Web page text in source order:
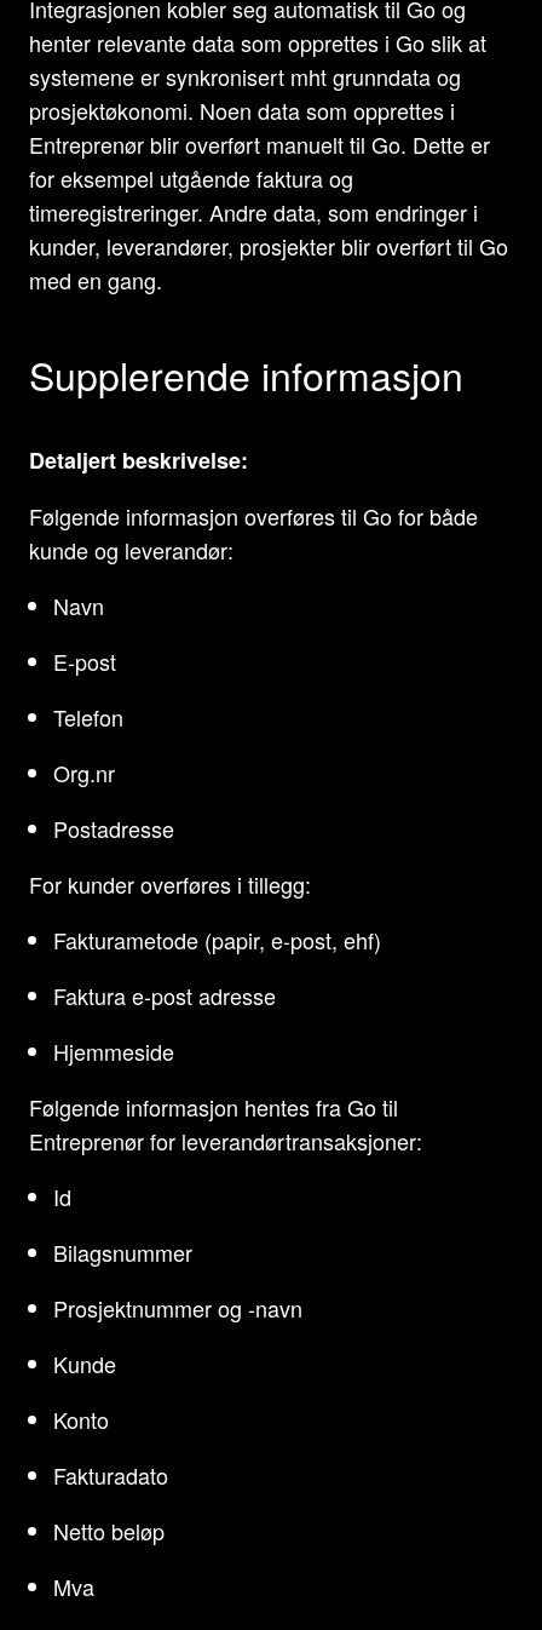
Integrasjonen kobler seg automatisk til Go og
henter relevante data som opprettes i Go slik at
systemene er synkronisert mht grunndata og
prosjektøkonomi. Noen data som opprettes i
Entreprenør blir overført manuelt til Go. Dette er
for eksempel utgående faktura og
timeregistreringer. Andre data, som endringer i
kunder, leverandører, prosjekter blir overført til Go
med en gang.
Supplerende informasjon
Detaljert beskrivelse:
Følgende informasjon overføres til Go for både
kunde og leverandør:
Navn
E-post
Telefon
Org.nr
Postadresse
For kunder overføres i tillegg:
Fakturametode (papir, e-post, ehf)
Faktura e-post adresse
Hjemmeside
Følgende informasjon hentes fra Go til
Entreprenør for leverandørtransaksjoner:
Id
Bilagsnummer
Prosjektnummer og -navn
Kunde
Konto
Fakturadato
Netto beløp
Mva